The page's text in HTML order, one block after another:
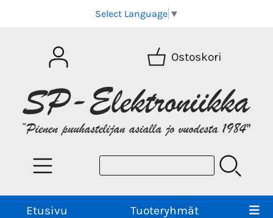
Select Language ▼
Ostoskori
Etusivu Tuoteryhmät